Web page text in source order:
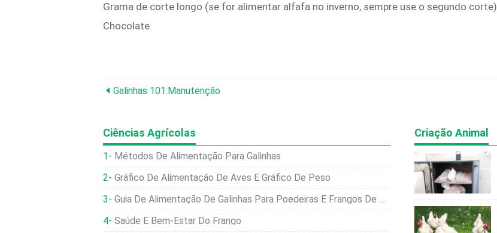
Grama de corte longo (se for alimentar alfafa no inverno, sempre use o segundo corte)
Chocolate
Galinhas 101:Manutenção
Ciências Agrícolas
Métodos De Alimentação Para Galinhas
Gráfico De Alimentação De Aves E Gráfico De Peso
Guia De Alimentação De Galinhas Para Poedeiras E Frangos De Corte
Saúde E Bem-Estar Do Frango
Criação Animal